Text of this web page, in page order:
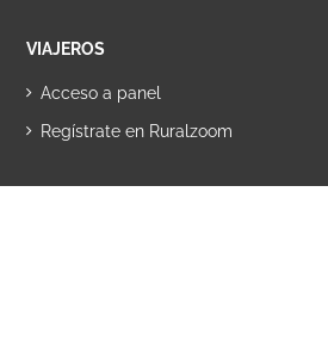
VIAJEROS
Acceso a panel
Regístrate en Ruralzoom